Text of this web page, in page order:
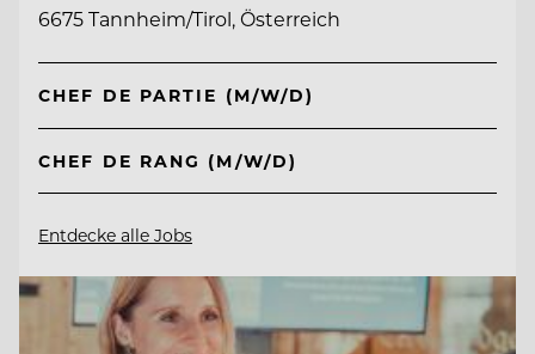
6675 Tannheim/Tirol, Österreich
CHEF DE PARTIE (M/W/D)
CHEF DE RANG (M/W/D)
Entdecke alle Jobs